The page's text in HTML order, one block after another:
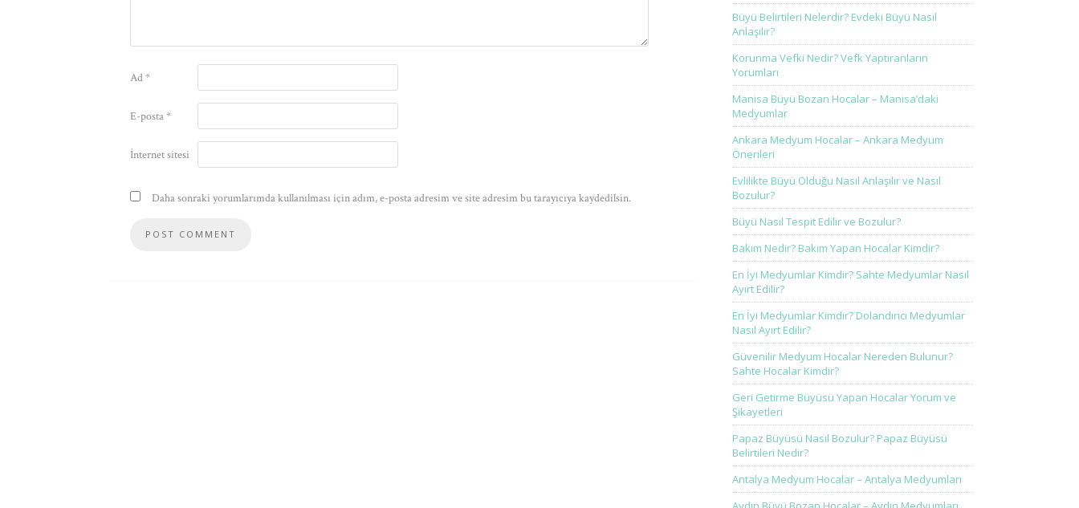
Ad*
E-posta*
İnternet sitesi
Daha sonraki yorumlarımda kullanılması için adım, e-posta adresim ve site adresim bu tarayıcıya kaydedilsin.
Büyü Belirtileri Nelerdir? Evdeki Büyü Nasıl
Anlaşılır?
Korunma Vefki Nedir? Vefk Yaptıranların
Yorumları
Manisa Büyü Bozan Hocalar – Manisa’daki
Medyumlar
Ankara Medyum Hocalar – Ankara Medyum
Önerileri
Evlilikte Büyü Olduğu Nasıl Anlaşılır ve Nasıl
Bozulur?
Büyü Nasıl Tespit Edilir ve Bozulur?
Bakım Nedir? Bakım Yapan Hocalar Kimdir?
En İyi Medyumlar Kimdir? Sahte Medyumlar Nasıl
Ayırt Edilir?
En İyi Medyumlar Kimdir? Dolandırıcı Medyumlar
Nasıl Ayırt Edilir?
Güvenilir Medyum Hocalar Nereden Bulunur?
Sahte Hocalar Kimdir?
Geri Getirme Büyüsü Yapan Hocalar Yorum ve
Şikayetleri
Papaz Büyüsü Nasıl Bozulur? Papaz Büyüsü
Belirtileri Nedir?
Antalya Medyum Hocalar – Antalya Medyumları